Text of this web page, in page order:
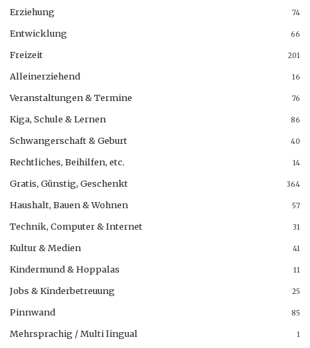
74
Erziehung
66
Entwicklung
201
Freizeit
16
Alleinerziehend
76
Veranstaltungen & Termine
86
Kiga, Schule & Lernen
40
Schwangerschaft & Geburt
14
Rechtliches, Beihilfen, etc.
364
Gratis, Günstig, Geschenkt
57
Haushalt, Bauen & Wohnen
31
Technik, Computer & Internet
41
Kultur & Medien
11
Kindermund & Hoppalas
25
Jobs & Kinderbetreuung
85
Pinnwand
1
Mehrsprachig / Multi lingual